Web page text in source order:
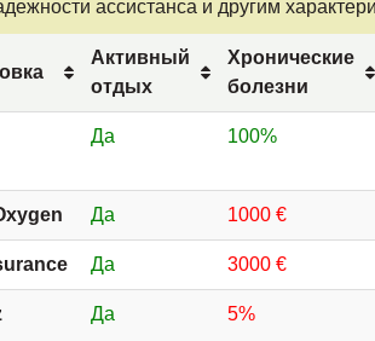
ассистанса и другим
Активный
отдых
Хронические
болезни
Да 100%
Да 1000 €
Да 3000 €
Да 5%